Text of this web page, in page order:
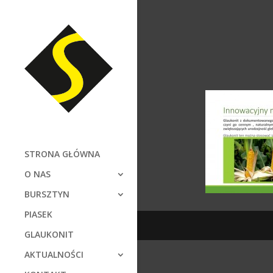
STRONA GŁÓWNA
O NAS
BURSZTYN
PIASEK
GLAUKONIT
AKTUALNOŚCI